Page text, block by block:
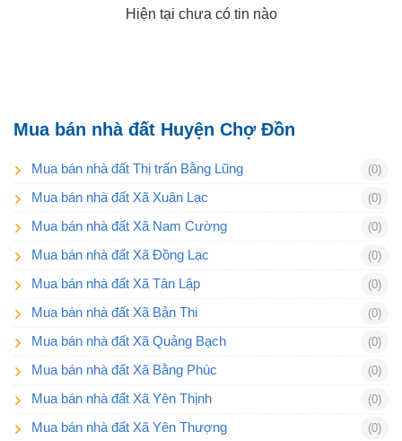
Hiện tại chưa có tin nào
Mua bán nhà đất Huyện Chợ Đồn
Mua bán nhà đất Thị trấn Bằng Lũng (0)
Mua bán nhà đất Xã Xuân Lạc (0)
Mua bán nhà đất Xã Nam Cường (0)
Mua bán nhà đất Xã Đồng Lạc (0)
Mua bán nhà đất Xã Tân Lập (0)
Mua bán nhà đất Xã Bản Thi (0)
Mua bán nhà đất Xã Quảng Bạch (0)
Mua bán nhà đất Xã Bằng Phúc (0)
Mua bán nhà đất Xã Yên Thịnh (0)
Mua bán nhà đất Xã Yên Thượng (0)